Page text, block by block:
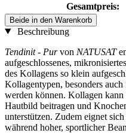
Gesamtpreis:
Beide in den Warenkorb
Beschreibung
Tendinit - Purvon NATUSAT
aufgeschlossenes,
des Kollagens so klein
Kollagentypen, besonders
werden können. Kollagen kann
Hautbild beitragen und
unterstützen. Zudem eignet sich
während hoher, sportlicher